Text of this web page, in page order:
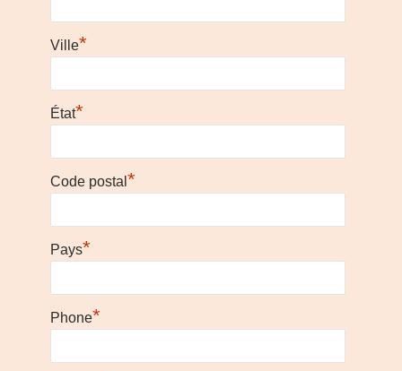
Ville*
État*
Code postal *
Pays*
Phone*